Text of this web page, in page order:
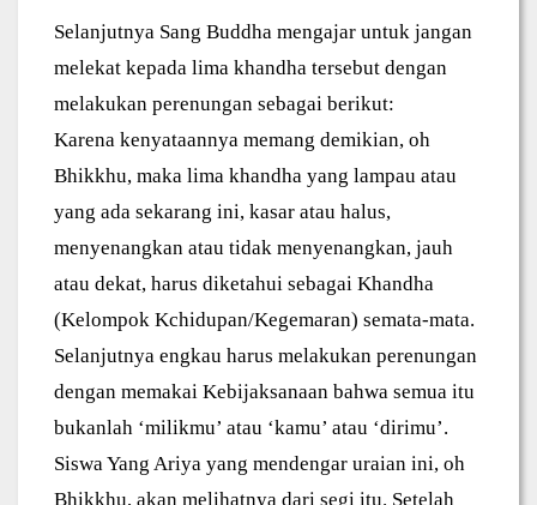
Selanjutnya Sang Buddha mengajar untuk jangan
melekat kepada lima khandha tersebut dengan
melakukan perenungan sebagai berikut:
Karena kenyataannya memang demikian, oh
Bhikkhu, maka lima khandha yang lampau atau
yang ada sekarang ini, kasar atau halus,
menyenangkan atau tidak menyenangkan, jauh
atau dekat, harus diketahui sebagai Khandha
(Kelompok Kchidupan/Kegemaran) semata-mata.
Selanjutnya engkau harus melakukan perenungan
dengan memakai Kebijaksanaan bahwa semua itu
bukanlah ‘milikmu’ atau ‘kamu’ atau ‘dirimu’.
Siswa Yang Ariya yang mendengar uraian ini, oh
Bhikkhu, akan melihatnya dari segi itu. Setelah